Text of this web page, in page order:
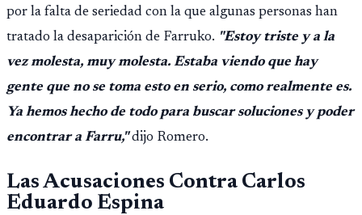
por la falta de seriedad con la que algunas personas han
tratado la desaparición de Farruko. "Estoy triste y a la
vez molesta, muy molesta. Estaba viendo que hay
gente que no se toma esto en serio, como realmente es.
Ya hemos hecho de todo para buscar soluciones y poder
encontrar a Farru,"dijo Romero.
Las Acusaciones Contra Carlos
Eduardo Espina